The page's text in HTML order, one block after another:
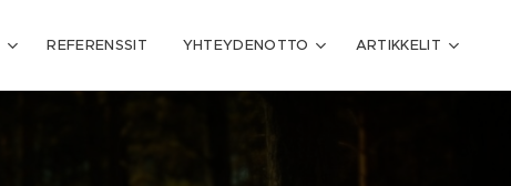
REFERENSSIT YHTEYDENOTTO ARTIKKELIT